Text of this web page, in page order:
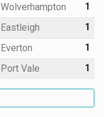
Wolverhampton
1
Eastleigh
1
Everton
1
Port Vale 1